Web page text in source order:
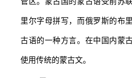
里尔字母拼写，而俄罗斯的布
古语的一种方言。在中国内蒙
使用传统的蒙古文。